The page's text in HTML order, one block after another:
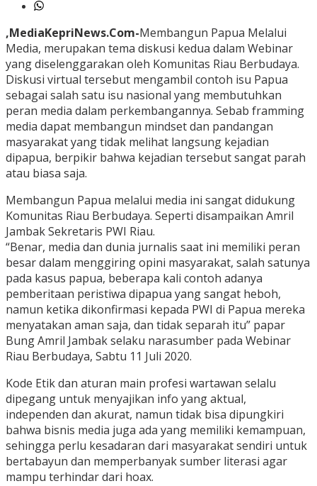
,MediaKepriNews.Com-Membangun Papua Melalui
Media, merupakan tema diskusi kedua dalam Webinar
yang diselenggarakan oleh Komunitas Riau Berbudaya.
Diskusi virtual tersebut mengambil contoh isu Papua
sebagai salah satu isu nasional yang membutuhkan
peran media dalam perkembangannya. Sebab framming
media dapat membangun mindset dan pandangan
masyarakat yang tidak melihat langsung kejadian
dipapua, berpikir bahwa kejadian tersebut sangat parah
atau biasa saja.
Membangun Papua melalui media ini sangat didukung
Komunitas Riau Berbudaya. Seperti disampaikan Amril
Jambak Sekretaris PWI Riau.
“Benar, media dan dunia jurnalis saat ini memiliki peran
besar dalam menggiring opini masyarakat, salah satunya
pada kasus papua, beberapa kali contoh adanya
pemberitaan peristiwa dipapua yang sangat heboh,
namun ketika dikonfirmasi kepada PWI di Papua mereka
menyatakan aman saja, dan tidak separah itu” papar
Bung Amril Jambak selaku narasumber pada Webinar
Riau Berbudaya, Sabtu 11 Juli 2020.
Kode Etik dan aturan main profesi wartawan selalu
dipegang untuk menyajikan info yang aktual,
independen dan akurat, namun tidak bisa dipungkiri
bahwa bisnis media juga ada yang memiliki kemampuan,
sehingga perlu kesadaran dari masyarakat sendiri untuk
bertabayun dan memperbanyak sumber literasi agar
mampu terhindar dari hoax.